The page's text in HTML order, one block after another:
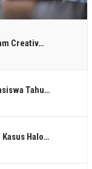
Creativ…
Tahu…
Halo…